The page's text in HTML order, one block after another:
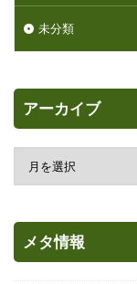
未分類
アーカイブ
メタ情報